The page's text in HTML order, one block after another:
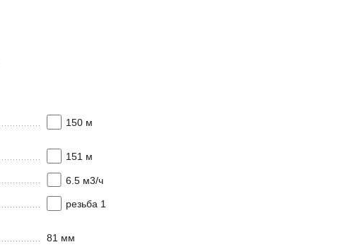
150 м
151 м
6.5 м3/ч
резьба 1
81 мм